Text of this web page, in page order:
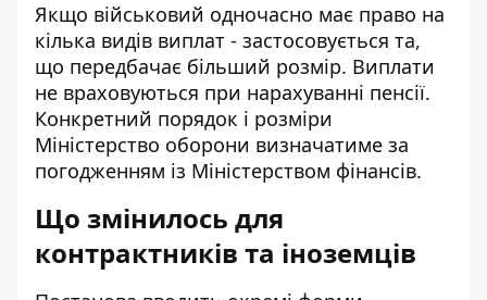
Якщо військовий одночасно має право на
кілька видів виплат - застосовується та,
що передбачає більший розмір. Виплати
не враховуються при нарахуванні пенсії.
Конкретний порядок і розміри
Міністерство оборони визначатиме за
погодженням із Міністерством фінансів.
Що змінилось для
контрактників та іноземців